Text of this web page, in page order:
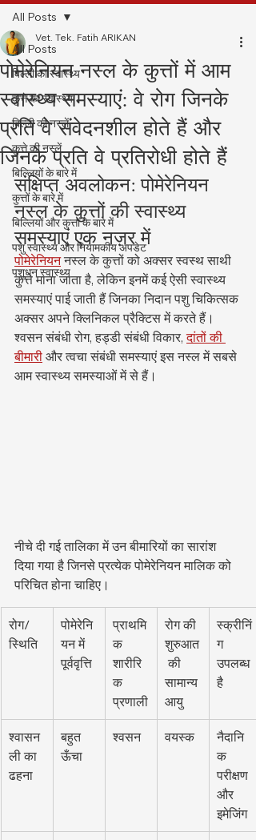
All Posts
बिल्ली का स्वास्थ्य
कुत्ते का स्वास्थ्य
बिल्ली की नस्लें
कुत्ते की नस्लें
बिल्लियों के बारे में
कुत्तों के बारे में
बिल्लियों और कुत्तों के बारे में
पशु स्वास्थ्य और नियामकीय अपडेट
पशुधन स्वास्थ्य
All Posts
पोमेरेनियन नस्ल के कुत्तों में आम
स्वास्थ्य समस्याएं: वे रोग जिनके
प्रति वे संवेदनशील होते हैं और
जिनके प्रति वे प्रतिरोधी होते हैं
Vet. Tek. Fatih ARIKAN
संक्षिप्त अवलोकन: पोमेरेनियन
नस्ल के कुत्तों की स्वास्थ्य
समस्याएं एक नज़र में
पोमेरेनियन नस्ल के कुत्तों को अक्सर स्वस्थ साथी
कुत्ते माना जाता है, लेकिन इनमें कई ऐसी स्वास्थ्य
समस्याएं पाई जाती हैं जिनका निदान पशु चिकित्सक
अक्सर अपने क्लिनिकल प्रैक्टिस में करते हैं।
श्वसन संबंधी रोग, हड्डी संबंधी विकार, दांतों की
बीमारी और त्वचा संबंधी समस्याएं इस नस्ल में सबसे
आम स्वास्थ्य समस्याओं में से हैं।
नीचे दी गई तालिका में उन बीमारियों का सारांश
दिया गया है जिनसे प्रत्येक पोमेरेनियन मालिक को
परिचित होना चाहिए।
रोग/
स्थिति
पोमेरेनि
यन में
पूर्ववृत्ति
प्राथमि
क
शारीरि
क
प्रणाली
रोग की
शुरुआत
की
सामान्य
आयु
स्क्रीनिं
ग
उपलब्ध
है
श्वासन
ली का
ढहना
बहुत
ऊँचा
श्वसन वयस्क
नैदानि
क
परीक्षण
और
इमेजिंग